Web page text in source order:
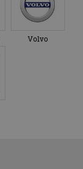
Volvo